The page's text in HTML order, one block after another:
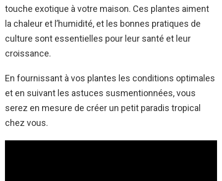
touche exotique à votre maison. Ces plantes aiment
la chaleur et l’humidité, et les bonnes pratiques de
culture sont essentielles pour leur santé et leur
croissance.
En fournissant à vos plantes les conditions optimales
et en suivant les astuces susmentionnées, vous
serez en mesure de créer un petit paradis tropical
chez vous.